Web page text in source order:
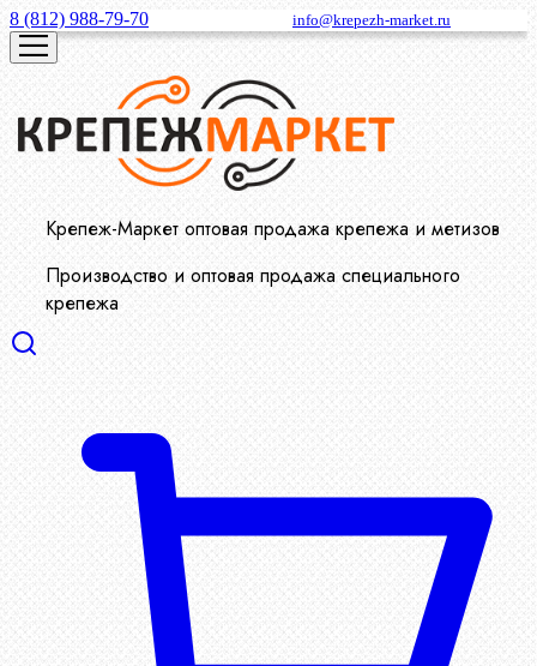
8 (812) 988-79-70 info@krepezh-market.ru
Крепеж-Маркет оптовая продажа крепежа и метизов
Производство и оптовая продажа специального
крепежа